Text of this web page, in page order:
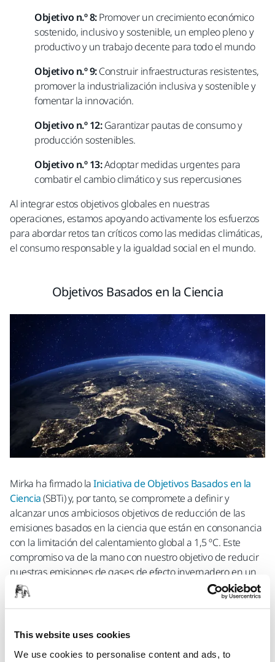
This website uses cookies
We use cookies to personalise content and ads, to
Objetivo n.º 8:Promover un crecimiento económico
sostenido, inclusivo y sostenible, un empleo pleno y
productivo y un trabajo decente para todo el mundo​
Objetivo n.º 9:Construir infraestructuras resistentes,
promover la industrialización inclusiva y sostenible y
fomentar la innovación.
Objetivo n.º 12:Garantizar pautas de consumo y
producción sostenibles.
Objetivo n.º 13:Adoptar medidas urgentes para
combatir el cambio climático y sus repercusiones
Al integrar estos objetivos globales en nuestras
operaciones, estamos apoyando activamente los esfuerzos
para abordar retos tan críticos como las medidas climáticas,
el consumo responsable y la igualdad social en el mundo.​
Objetivos Basados en la Ciencia
Mirka ha firmado laIniciativa de Objetivos Basados en la
Ciencia(SBTi) y, por tanto, se compromete a definir y
alcanzar unos ambiciosos objetivos de reducción de las
emisiones basados en la ciencia que están en consonancia
con la limitación del calentamiento global a 1,5 ºC. Este
compromiso va de la mano con nuestro objetivo de reducir
nuestras emisiones de gases de efecto invernadero en un
55%.
emisiones que estén en consonancia con la ciencia
climática más reciente. Proporciona un marco claro y un